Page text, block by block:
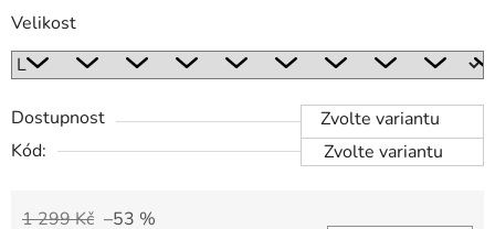
Velikost
Dostupnost
Zvolte variantu
Kód:
Zvolte variantu
1 299 Kč –53 %